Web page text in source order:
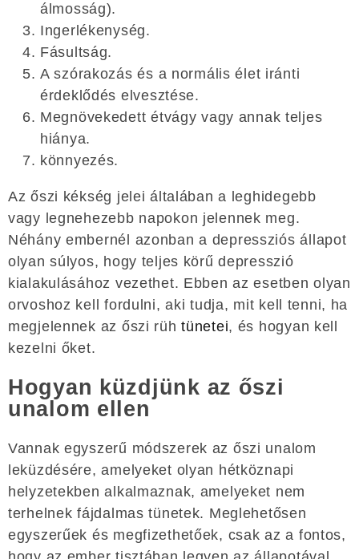
álmosság).
Ingerlékenység.
Fásultság.
A szórakozás és a normális élet iránti
érdeklődés elvesztése.
Megnövekedett étvágy vagy annak teljes
hiánya.
könnyezés.
Az őszi kékség jelei általában a leghidegebb
vagy legnehezebb napokon jelennek meg.
Néhány embernél azonban a depressziós állapot
olyan súlyos, hogy teljes körű depresszió
kialakulásához vezethet. Ebben az esetben olyan
orvoshoz kell fordulni, aki tudja, mit kell tenni, ha
megjelennek az őszi rühtünetei, és hogyan kell
kezelni őket.
Hogyan küzdjünk az őszi
unalom ellen
Vannak egyszerű módszerek az őszi unalom
leküzdésére, amelyeket olyan hétköznapi
helyzetekben alkalmaznak, amelyeket nem
terhelnek fájdalmas tünetek. Meglehetősen
egyszerűek és megfizethetőek, csak az a fontos,